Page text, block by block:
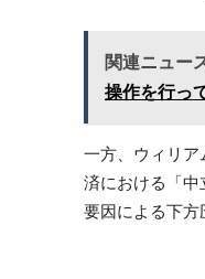
関連ニュー
操作を行っ
一方、ウィリ
済における「
要因による下方